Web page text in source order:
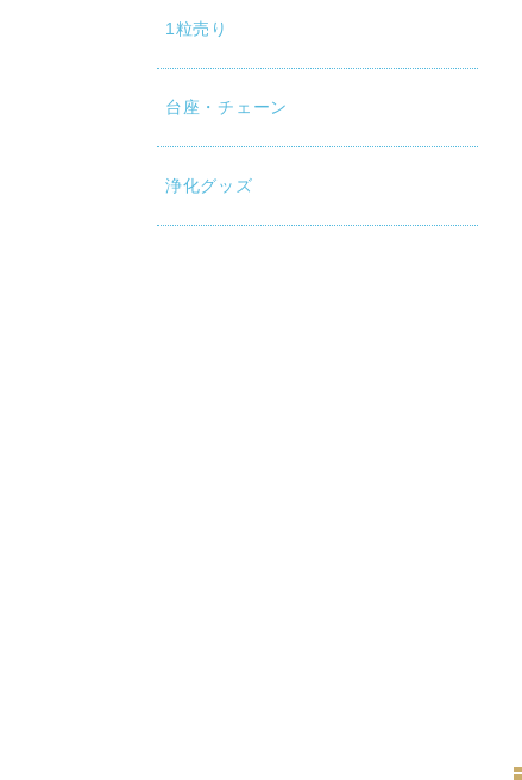
1粒売り
台座・チェーン
浄化グッズ